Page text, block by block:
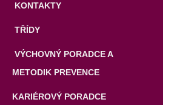
KONTAKTY
TŘÍDY
VÝCHOVNÝ PORADCE A
METODIK PREVENCE
KARIÉROVÝ PORADCE